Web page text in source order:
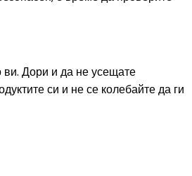
ви. Дори и да не усещате
си и не се колебайте да ги